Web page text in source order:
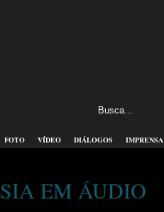
FOTO VÍDEO DIÁLOGOS IMPRENSA
EM ÁUDIO